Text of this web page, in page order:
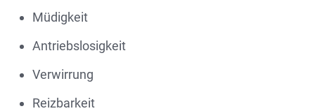
Müdigkeit
Antriebslosigkeit
Verwirrung
Reizbarkeit